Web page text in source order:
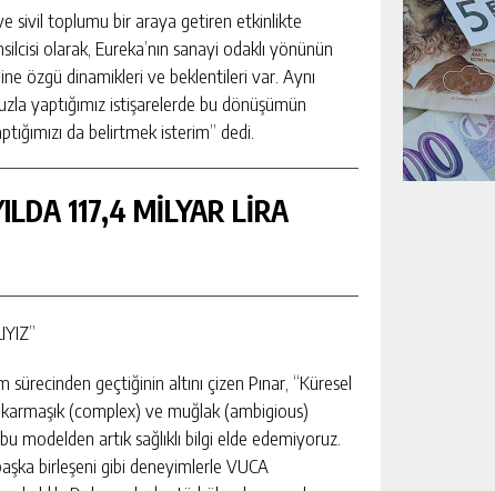
sivil toplumu bir araya getiren etkinlikte
olarak, Eureka’nın sanayi odaklı yönünün
özgü dinamikleri ve beklentileri var. Aynı
yaptığımız istişarelerde bu dönüşümün
da belirtmek isterim” dedi.
117,4 MİLYAR LİRA
geçtiğinin altını çizen Pınar, “Küresel
(complex) ve muğlak (ambigious)
modelden artık sağlıklı bilgi elde edemiyoruz.
birleşeni gibi deneyimlerle VUCA